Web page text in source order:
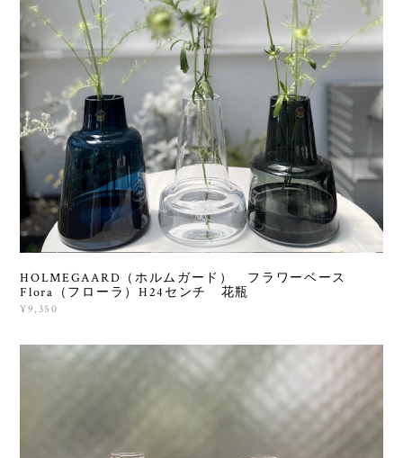
HOLMEGAARD（ホルムガード） フラワーベース
Flora（フローラ）H24センチ 花瓶
¥9,350